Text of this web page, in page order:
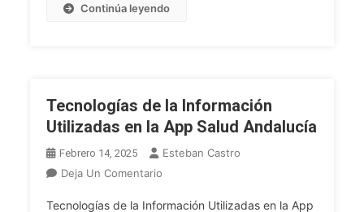
Continúa leyendo
Tecnologías de la Información
Utilizadas en la App Salud Andalucía
Febrero 14, 2025
Esteban Castro
Deja Un Comentario
De
Tecnologías de la Información Utilizadas en la App